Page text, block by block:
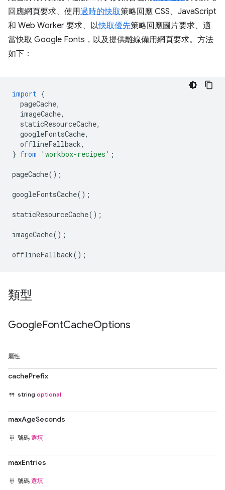
回應網頁要求、使用過時的快取策略回應 CSS、JavaScript
和 Web Worker 要求、以快取優先策略回應圖片要求、適
當快取 Google Fonts，以及提供離線備用網頁要求。方法
如下：
import {
pageCache,
imageCache,
staticResourceCache,
googleFontsCache,
offlineFallback,
} from 'workbox-recipes' ;
pageCache();
googleFontsCache();
staticResourceCache();
imageCache();
offlineFallback();
類型
GoogleFontCacheOptions
屬性
cachePrefix
string optional
maxAgeSeconds
號碼 選填
maxEntries
號碼 選填